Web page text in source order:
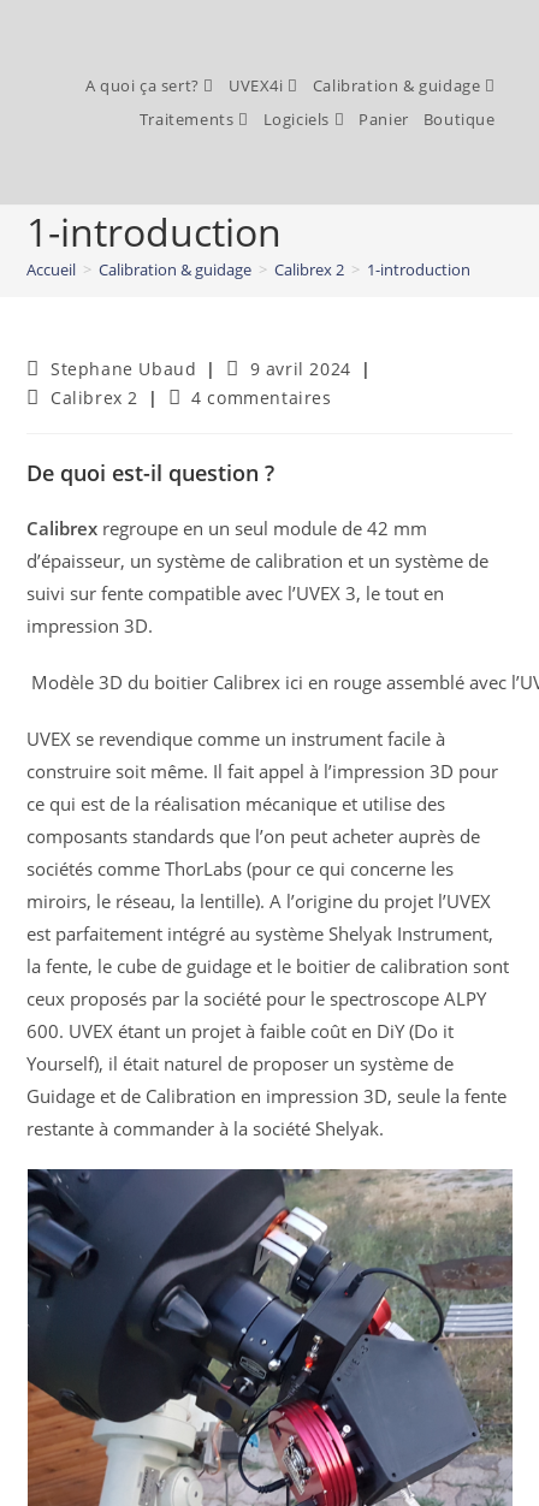
A quoi ça sert? UVEX4i
Calibration & guidage
Traitements
Logiciels Panier Boutique
1-introduction
Accueil > Calibration & guidage > Calibrex 2 > 1-introduction
Stephane Ubaud
9 avril 2024
Calibrex 2
4 commentaires
De quoi est-il question ?
Calibrex regroupe en un seul module de 42 mm
d’épaisseur, un système de calibration et un système de
suivi sur fente compatible avec l’UVEX 3, le tout en
impression 3D.
Modèle 3D du boitier Calibrex ici en rouge assemblé avec
UVEX se revendique comme un instrument facile à
construire soit même. Il fait appel à l’impression 3D pour
ce qui est de la réalisation mécanique et utilise des
composants standards que l’on peut acheter auprès de
sociétés comme ThorLabs (pour ce qui concerne les
miroirs, le réseau, la lentille). A l’origine du projet l’UVEX
est parfaitement intégré au système Shelyak Instrument,
la fente, le cube de guidage et le boitier de calibration sont
ceux proposés par la société pour le spectroscope ALPY
600. UVEX étant un projet à faible coût en DiY (Do it
Yourself), il était naturel de proposer un système de
Guidage et de Calibration en impression 3D, seule la fente
restante à commander à la société Shelyak.